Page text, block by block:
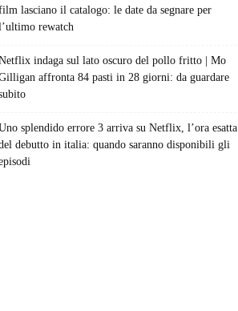
lasciano il catalogo: le date da segnare per
rewatch
indaga sul lato oscuro del pollo fritto | Mo
affronta 84 pasti in 28 giorni: da guardare
splendido errore 3 arriva su Netflix, l’ora esatta
debutto in italia: quando saranno disponibili gli